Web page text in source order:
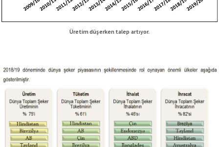
Üretim düşerken talep artıyor.